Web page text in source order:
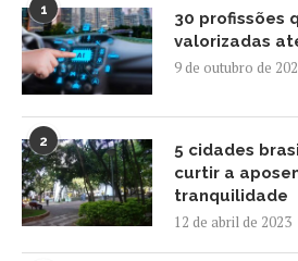
1
30 profissões
valorizadas
9 de outubro de
2
5 cidades
curtir a
tranquilidade
12 de abril de 2023